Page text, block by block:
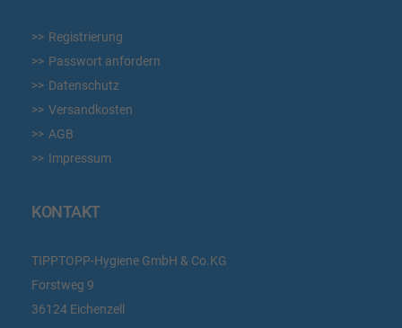
Registrierung
Passwort anfordern
Datenschutz
Versandkosten
AGB
Impressum
KONTAKT
TIPPTOPP-Hygiene GmbH & Co.KG
Forstweg 9
36124 Eichenzell